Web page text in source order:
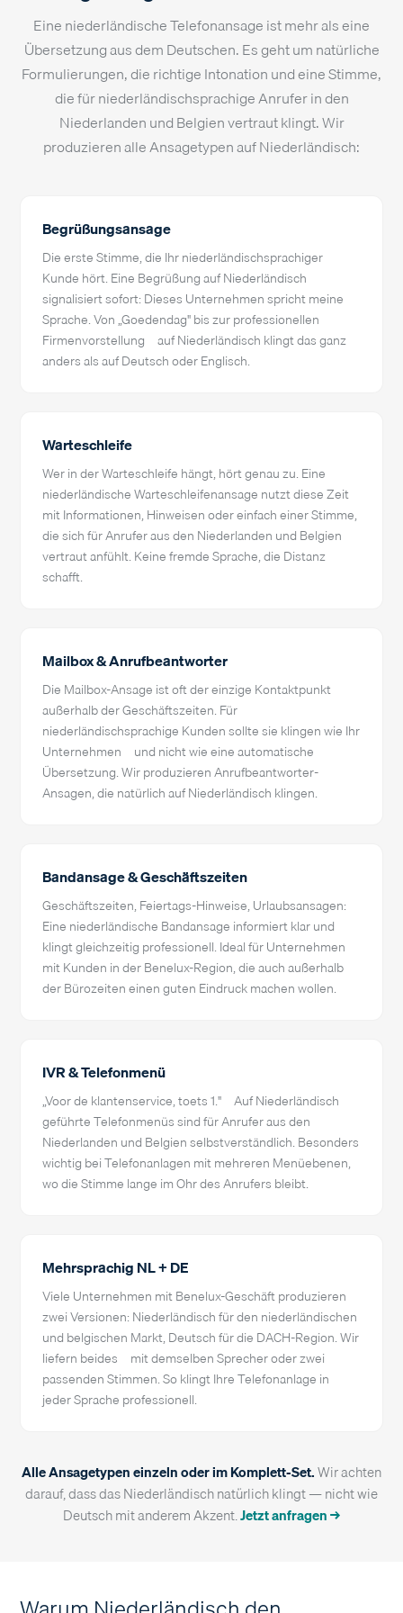
Eine niederländische Telefonansage ist mehr als eine
Übersetzung aus dem Deutschen. Es geht um natürliche
Formulierungen, die richtige Intonation und eine Stimme,
die für niederländischsprachige Anrufer in den
Niederlanden und Belgien vertraut klingt. Wir
produzieren alle Ansagetypen auf Niederländisch:
Begrüßungsansage
Die erste Stimme, die Ihr niederländischsprachiger
Kunde hört. Eine Begrüßung auf Niederländisch
signalisiert sofort: Dieses Unternehmen spricht meine
Sprache. Von „Goedendag" bis zur professionellen
Firmenvorstellung – auf Niederländisch klingt das ganz
anders als auf Deutsch oder Englisch.
Warteschleife
Wer in der Warteschleife hängt, hört genau zu. Eine
niederländische Warteschleifenansage nutzt diese Zeit –
mit Informationen, Hinweisen oder einfach einer Stimme,
die sich für Anrufer aus den Niederlanden und Belgien
vertraut anfühlt. Keine fremde Sprache, die Distanz
schafft.
Mailbox & Anrufbeantworter
Die Mailbox-Ansage ist oft der einzige Kontaktpunkt
außerhalb der Geschäftszeiten. Für
niederländischsprachige Kunden sollte sie klingen wie Ihr
Unternehmen – und nicht wie eine automatische
Übersetzung. Wir produzieren Anrufbeantworter-
Ansagen, die natürlich auf Niederländisch klingen.
Bandansage & Geschäftszeiten
Geschäftszeiten, Feiertags-Hinweise, Urlaubsansagen:
Eine niederländische Bandansage informiert klar und
klingt gleichzeitig professionell. Ideal für Unternehmen
mit Kunden in der Benelux-Region, die auch außerhalb
der Bürozeiten einen guten Eindruck machen wollen.
IVR & Telefonmenü
„Voor de klantenservice, toets 1." – Auf Niederländisch
geführte Telefonmenüs sind für Anrufer aus den
Niederlanden und Belgien selbstverständlich. Besonders
wichtig bei Telefonanlagen mit mehreren Menüebenen,
wo die Stimme lange im Ohr des Anrufers bleibt.
Mehrsprachig NL + DE
Viele Unternehmen mit Benelux-Geschäft produzieren
zwei Versionen: Niederländisch für den niederländischen
und belgischen Markt, Deutsch für die DACH-Region. Wir
liefern beides – mit demselben Sprecher oder zwei
passenden Stimmen. So klingt Ihre Telefonanlage in
jeder Sprache professionell.
Alle Ansagetypen einzeln oder im Komplett-Set.Wir achten
darauf, dass das Niederländisch natürlich klingt — nicht wie
Deutsch mit anderem Akzent.Jetzt anfragen →